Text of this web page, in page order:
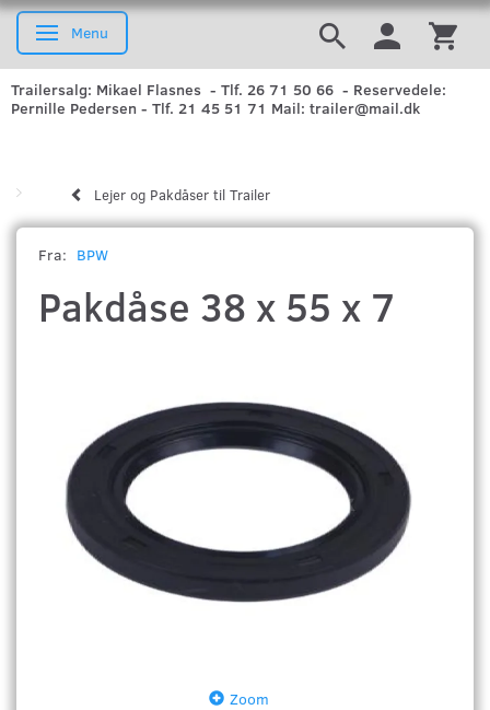
Skifte navigation
Menu
Trailersalg: Mikael Flasnes - Tlf. 26 71 50 66 - Reservedele:
Pernille Pedersen - Tlf. 21 45 51 71 Mail: trailer@mail.dk
Lejer og Pakdåser til Trailer
Fra: BPW
Pakdåse 38 x 55 x 7
Zoom